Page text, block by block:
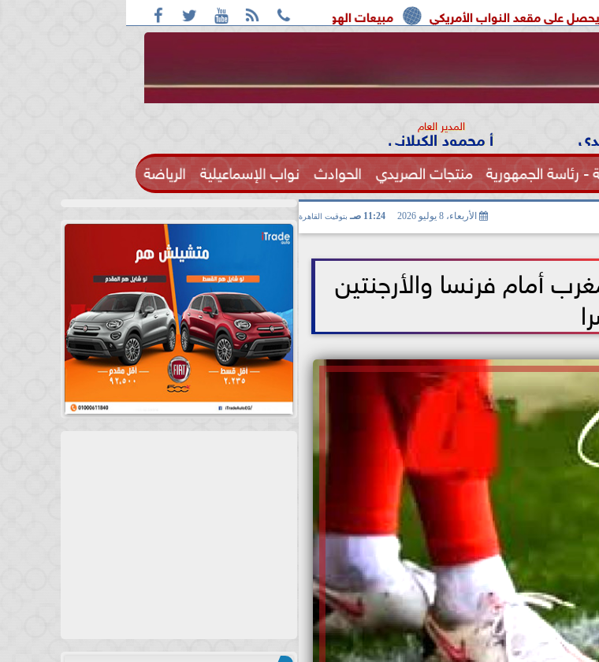
     مبيعات الهواتف القابلة للطى تقفز 20% فى 2026.. و«iPhone Ultra» يقود موجة النمو الأمريكي
المدير العام
أ محمود الكيلاني
- رئاسة الجمهورية منتجات الصريدي الحوادث نواب الإسماعيلية الرياضة
الصحة الأربعاء، 8 يوليو 2026 11:24 صـ بتوقيت القاهرة
المونديال.. المغرب أمام فرنسا والأرجنتين